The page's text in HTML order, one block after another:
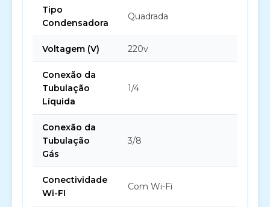
Tipo
Condensadora
Quadrada
Voltagem (V) 220v
Conexão da
Tubulação
Líquida
1/4
Conexão da
Tubulação
Gás
3/8
Conectividade
Wi-FI
Com Wi-Fi